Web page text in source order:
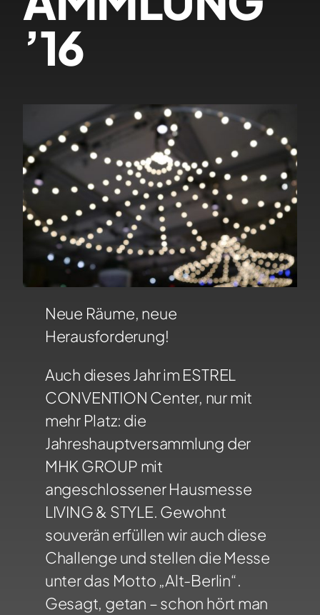
’16
Neue Räume, neue
Herausforderung!
Auch dieses Jahr im ESTREL
CONVENTION Center, nur mit
mehr Platz: die
Jahreshauptversammlung der
MHK GROUP mit
angeschlossener Hausmesse
LIVING & STYLE. Gewohnt
souverän erfüllen wir auch diese
Challenge und stellen die Messe
unter das Motto „Alt-Berlin“.
Gesagt, getan – schon hört man